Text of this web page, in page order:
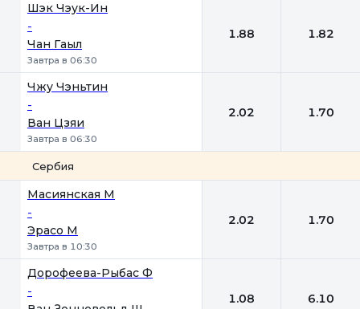
Шэк Чэук-Ин
-
Чан Гаыл
Завтра в 06:30
1.88 1.82
Чжу Чэньтин
-
Ван Цзяи
Завтра в 06:30
2.02 1.70
Сербия
Масиянская М
-
Эрасо М
Завтра в 10:30
2.02 1.70
Дорофеева-Рыбас Ф
- 1.08 6.10